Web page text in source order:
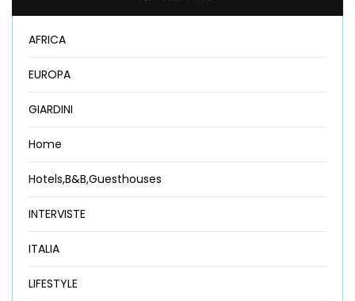
AFRICA
EUROPA
GIARDINI
Home
Hotels,B&B,Guesthouses
INTERVISTE
ITALIA
LIFESTYLE